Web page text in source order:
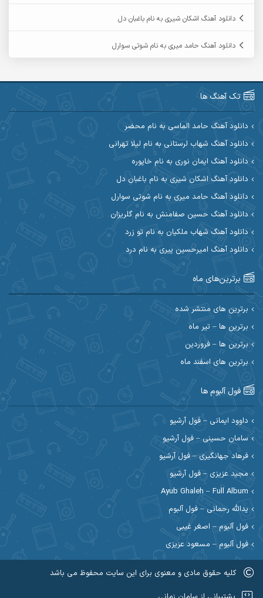
آرین صیادی
آرین مریدی
آوات بوکانی آوات یگانه
آیت احمدنژاد
ابراهیم شمس ابوالحسن جاویدان
ابی حسینی
احسان آیینفر
احسان امیدوار
احسان حیدری احسان دریادل
احسان رمضانی احسان علیانی
احسان کریمی احسان کمری
احسان مرادیان احمد اسلامی
احمد بیرانوند
احمد صحراییان
احمد نازدار احمد نوریان
احمدرضا امرایی
ارسلان منصوری ارسی بند
اسماعیل منتی
اشکان ابرناک اشکان فتحی
دانلود آهنگ اشکان شیری به نام باغبان دل
دانلود آهنگ حامد میری به نام شوتی سوارل
تک آهنگ ها
دانلود آهنگ حامد الماسی به نام محضر
دانلود آهنگ شهاب لرستانی به نام لیلا تهرانی
دانلود آهنگ ایمان نوری به نام خاپوره
دانلود آهنگ اشکان شیری به نام باغبان دل
دانلود آهنگ حامد میری به نام شوتی سوارل
دانلود آهنگ حسین صفامنش به نام گلریزان
دانلود آهنگ شهاب ملکیان به نام تو زرد
دانلود آهنگ امیرحسین پیری به نام درد
برترین‌های ماه
برترین های منتشر شده
برترین ها – تیر ماه
برترین ها – فروردین
برترین های اسفند ماه
فول آلبوم ها
داوود ایمانی – فول آرشیو
سامان حسینی – فول آرشیو
فرهاد جهانگیری – فول آرشیو
مجید عزیزی – فول آرشیو
Ayub Ghaleh – Full Album
یدالله رحمانی – فول آلبوم
فول آلبوم – اصغر غیبی
فول آلبوم – مسعود عزیزی
کلیه حقوق مادی و معنوی برای این سایت محفوظ می باشد